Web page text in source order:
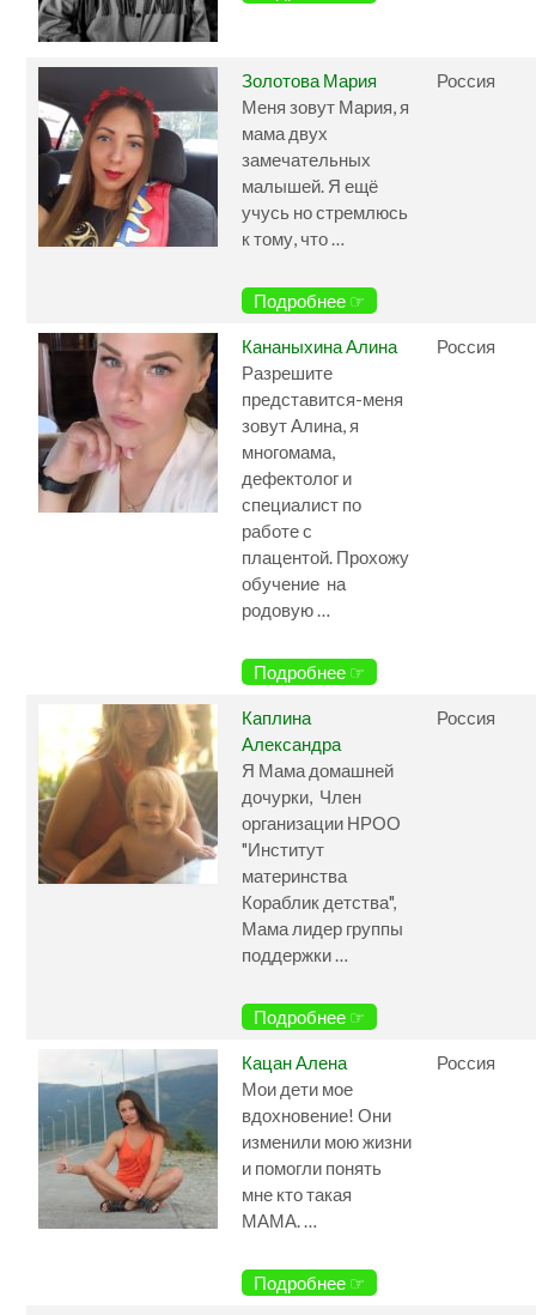
Золотова Мария
Меня зовут Мария, я
мама двух
замечательных
малышей. Я ещё
учусь но стремлюсь
к тому, что …
Подробнее ☞
Россия
Кананыхина Алина
Разрешите
представится-меня
зовут Алина, я
многомама,
дефектолог и
специалист по
работе с
плацентой. Прохожу
обучение на
родовую …
Подробнее ☞
Россия
Каплина
Александра
Я Мама домашней
дочурки, Член
организации НРОО
"Институт
материнства
Кораблик детства",
Мама лидер группы
поддержки …
Подробнее ☞
Россия
Кацан Алена
Мои дети мое
вдохновение! Они
изменили мою жизни
и помогли понять
мне кто такая
МАМА. …
Подробнее ☞
Россия